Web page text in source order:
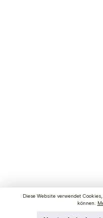
Diese Website verwendet
können.